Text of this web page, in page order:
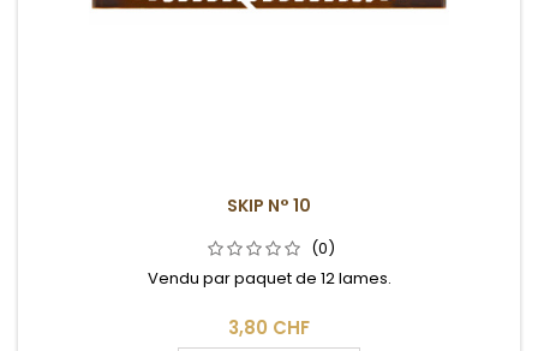
SKIP N° 10
(0)
Vendu par paquet de 12 lames.
3,80 CHF